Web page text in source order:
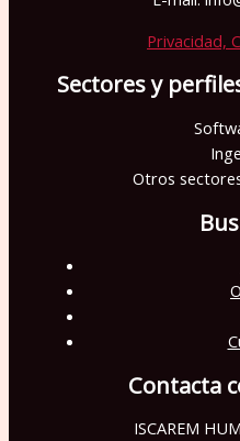
Privacidad,
Sectores y
Otros
Contacta
ISCAREM